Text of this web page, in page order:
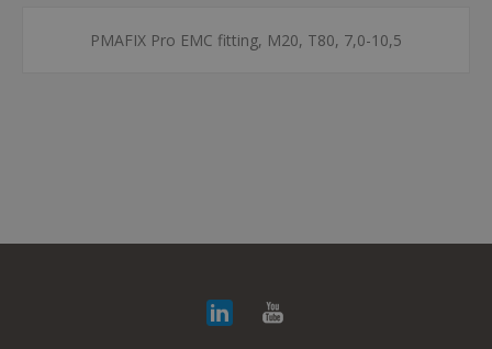
PMAFIX Pro EMC fitting, M20, T80, 7,0-10,5